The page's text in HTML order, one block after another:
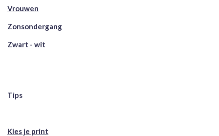
Vrouwen
Zonsondergang
Zwart - wit
Tips
Kies je print